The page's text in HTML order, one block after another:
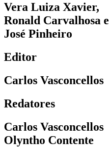
Vera Luiza Xavier,
Ronald Carvalhosa e
José Pinheiro
Editor
Carlos Vasconcellos
Redatores
Carlos Vasconcellos
Olyntho Contente